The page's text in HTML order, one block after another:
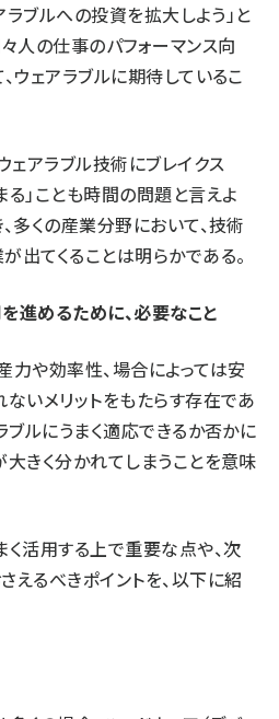
ラブルへの投資を拡大しよう」と
人の仕事のパフォーマンス向
ウェアラブルに期待しているこ
ェアラブル技術にブレイクス
」ことも時間の問題と言えよ
多くの産業分野において、技術
出てくることは明らかである。
進めるために、必要なこと
力や効率性、場合によっては安
いメリットをもたらす存在であ
ブルにうまく適応できるか否かに
大きく分かれてしまうことを意味
く活用する上で重要な点や、次
えるべきポイントを、以下に紹